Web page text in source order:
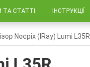
ТА СТАТТІ ІНСТРУКЦІЇ
Nocpix (IRay) Lumi L35R